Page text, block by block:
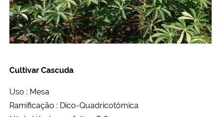
Cultivar Cascuda
Uso : Mesa
Ramificação : Dico-Quadricotômica